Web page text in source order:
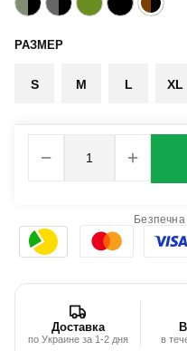
РАЗМЕР
S M L XL
Доставка
по Украине за 1-2 дня в